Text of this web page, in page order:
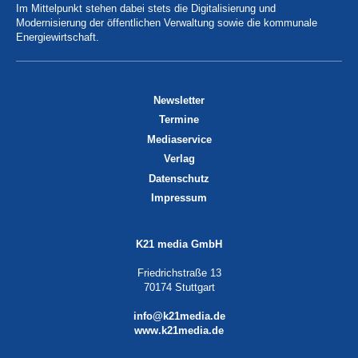
Im Mittelpunkt stehen dabei stets die Digitalisierung und
Modernisierung der öffentlichen Verwaltung sowie die kommunale
Energiewirtschaft.
Newsletter
Termine
Mediaservice
Verlag
Datenschutz
Impressum
K21 media GmbH
Friedrichstraße 13
70174 Stuttgart
info@k21media.de
www.k21media.de